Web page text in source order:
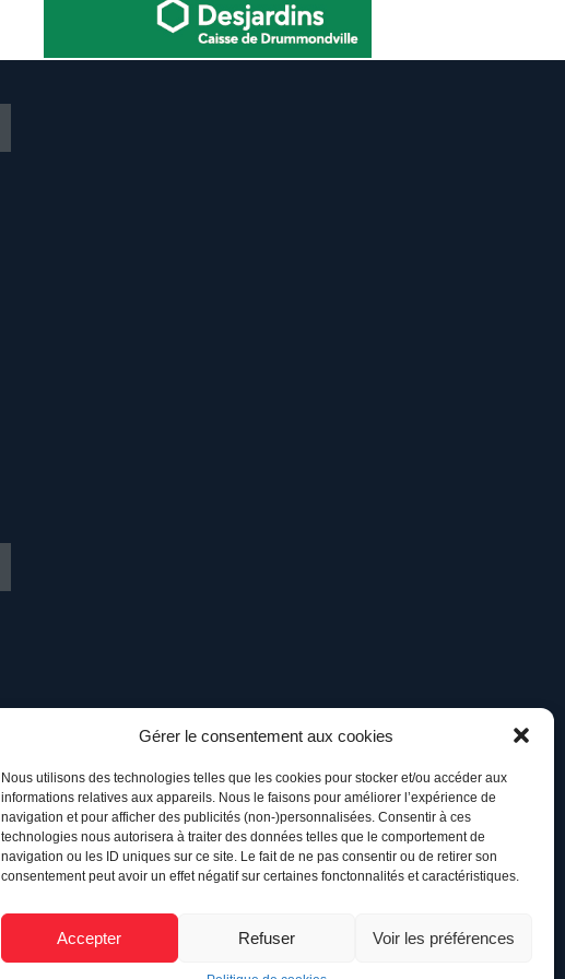
Gérer le consentement aux cookies
Nous utilisons des technologies telles que les cookies pour stocker et/ou accéder aux
informations relatives aux appareils. Nous le faisons pour améliorer l’expérience de
navigation et pour afficher des publicités (non-)personnalisées. Consentir à ces
technologies nous autorisera à traiter des données telles que le comportement de
navigation ou les ID uniques sur ce site. Le fait de ne pas consentir ou de retirer son
consentement peut avoir un effet négatif sur certaines fonctonnalités et caractéristiques.
Accepter Refuser Voir les préférences
Retour à l’accueil